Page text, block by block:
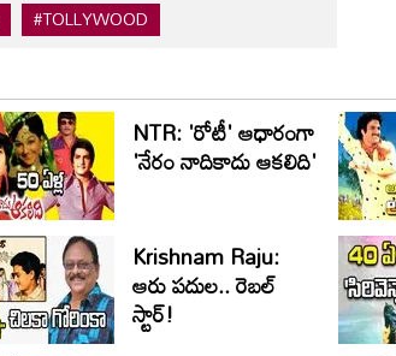
#TOLLYWOOD
NTR: 'రోటీ' ఆధారంగా
'నేరం నాదికాదు ఆకలిది'
Krishnam Raju:
ఆరు పదుల.. రెబల్
స్టార్!